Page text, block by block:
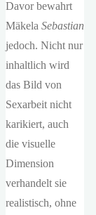
Davor bewahrt
Mäkela Sebastian
jedoch. Nicht nur
inhaltlich wird
das Bild von
Sexarbeit nicht
karikiert, auch
die visuelle
Dimension
verhandelt sie
realistisch, ohne